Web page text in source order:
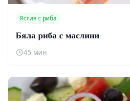
Ястия с риба
Бяла риба с маслини
45 мин